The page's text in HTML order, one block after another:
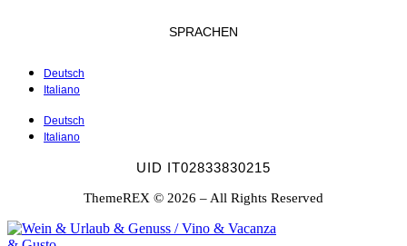
SPRACHEN
Deutsch
Italiano
Deutsch
Italiano
UID IT02833830215
ThemeREX © 2026 – All Rights Reserved